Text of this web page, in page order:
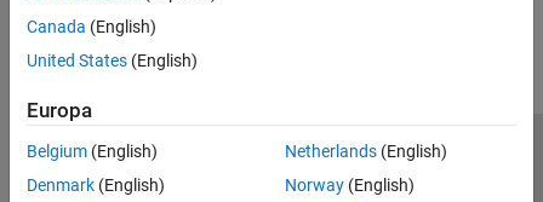
Canada (English)
United States (English)
Europa
Belgium (English)
Denmark (English)
Netherlands(English)
Norway(English)
Centro de confianza
Marcas comerciales
Política de privacidad
Antipiratería
Estado de las aplicaciones